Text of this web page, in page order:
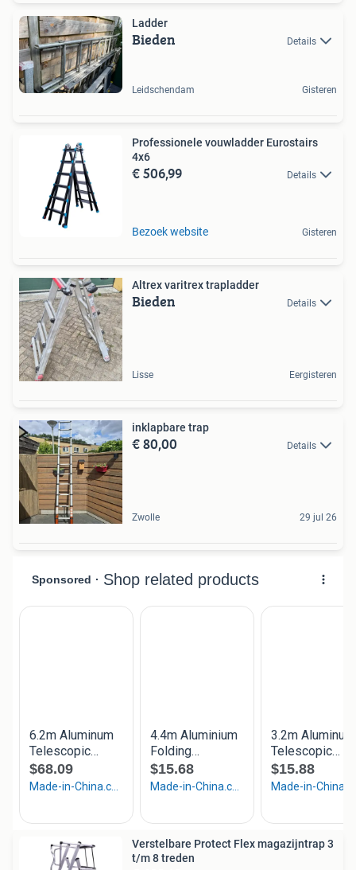
Ladder
Bieden Details
Leidschendam Gisteren
Professionele vouwladder Eurostairs
4x6
€ 506,99 Details
Bezoek website Gisteren
Altrex varitrex trapladder
Bieden Details
Lisse Eergisteren
inklapbare trap
€ 80,00 Details
Zwolle 29 jul 26
Verstelbare Protect Flex magazijntrap 3
t/m 8 treden